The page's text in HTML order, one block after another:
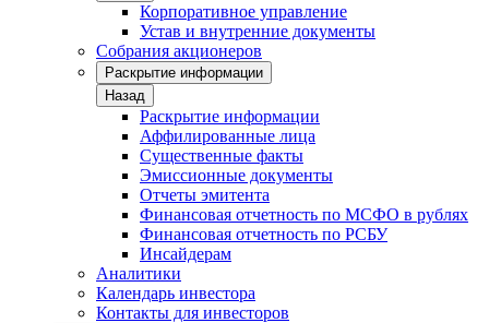
Корпоративное управление
Устав и внутренние документы
Собрания акционеров
Раскрытие информации
Назад
Раскрытие информации
Аффилированные лица
Существенные факты
Эмиссионные документы
Отчеты эмитента
Финансовая отчетность по МСФО в рублях
Финансовая отчетность по РСБУ
Инсайдерам
Аналитики
Календарь инвестора
Контакты для инвесторов